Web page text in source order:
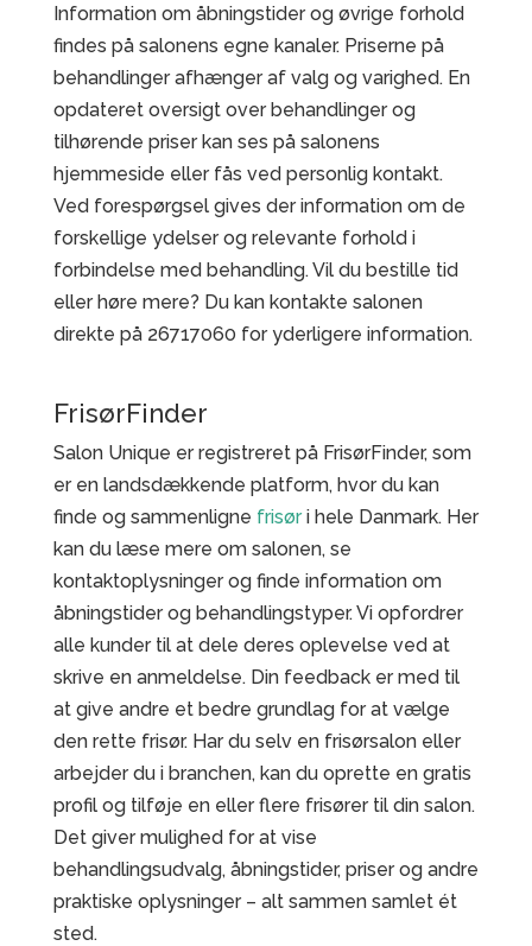
Information om åbningstider og øvrige forhold
findes på salonens egne kanaler. Priserne på
behandlinger afhænger af valg og varighed. En
opdateret oversigt over behandlinger og
tilhørende priser kan ses på salonens
hjemmeside eller fås ved personlig kontakt.
Ved forespørgsel gives der information om de
forskellige ydelser og relevante forhold i
forbindelse med behandling. Vil du bestille tid
eller høre mere? Du kan kontakte salonen
direkte på 26717060 for yderligere information.
FrisørFinder
Salon Unique er registreret på FrisørFinder, som
er en landsdækkende platform, hvor du kan
finde og sammenligne frisøri hele Danmark. Her
kan du læse mere om salonen, se
kontaktoplysninger og finde information om
åbningstider og behandlingstyper. Vi opfordrer
alle kunder til at dele deres oplevelse ved at
skrive en anmeldelse. Din feedback er med til
at give andre et bedre grundlag for at vælge
den rette frisør. Har du selv en frisørsalon eller
arbejder du i branchen, kan du oprette en gratis
profil og tilføje en eller flere frisører til din salon.
Det giver mulighed for at vise
behandlingsudvalg, åbningstider, priser og andre
praktiske oplysninger – alt sammen samlet ét
sted.